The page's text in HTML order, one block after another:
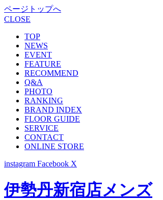
ページトップへ
CLOSE
TOP
NEWS
EVENT
FEATURE
RECOMMEND
Q&A
PHOTO
RANKING
BRAND INDEX
FLOOR GUIDE
SERVICE
CONTACT
ONLINE STORE
instagram Facebook X
伊勢丹新宿店メンズ